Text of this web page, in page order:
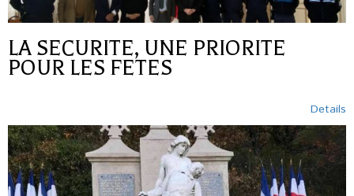
LA SECURITE, UNE PRIORITE
POUR LES FETES
Details